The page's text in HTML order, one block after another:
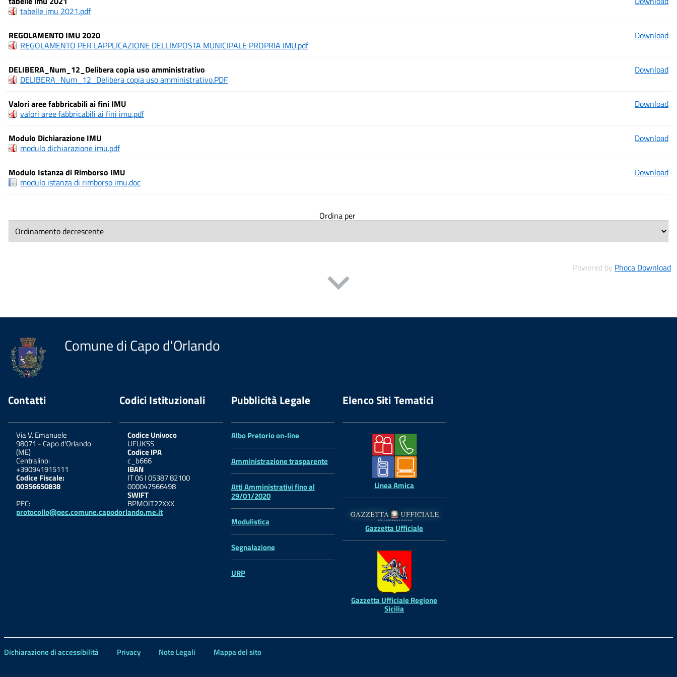
tabelle imu 2021.pdf
REGOLAMENTO IMU 2020
REGOLAMENTO PER LAPPLICAZIONE DELLIMPOSTA MUNICIPALE PROPRIA IMU.pdf
Download
DELIBERA_Num_12_Delibera copia uso amministrativo
DELIBERA_Num_12_Delibera copia uso amministrativo.PDF
Download
Valori aree fabbricabili ai fini IMU
valori aree fabbricabili ai fini imu.pdf
Download
Modulo Dichiarazione IMU
modulo dichiarazione imu.pdf
Download
Modulo Istanza di Rimborso IMU
modulo istanza di rimborso imu.doc
Download
Ordina per
Powered by Phoca Download
Comune di Capo d'Orlando
Contatti
Via V. Emanuele
98071 -Capo d'Orlando
(ME)
Centralino:
+390941915111
Codice Fiscale:
00356650838
PEC:
protocollo@pec.comune.capodorlando.me.it
Codici Istituzionali
Codice Univoco
UFUKSS
Codice IPA
c_b666
IBAN
IT 06 I 05387 82100
000047566498
SWIFT
BPMOIT22XXX
Pubblicità Legale
Albo Pretorio on-line
Amministrazione trasparente
Atti Amministrativi fino al
29/01/2020
Modulistica
Segnalazione
URP
Elenco Siti Tematici
Linea Amica
Gazzetta Ufficiale
Gazzetta Ufficiale Regione
Sicilia
Dichiarazione di accessibilità Privacy Note Legali Mappa del sito